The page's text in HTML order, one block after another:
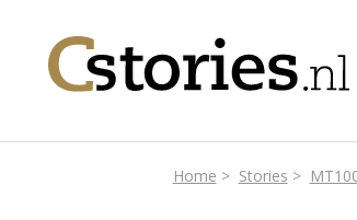
Home Stories